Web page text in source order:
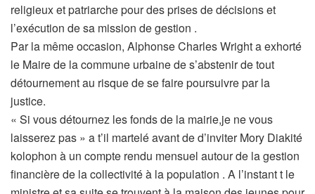
religieux et patriarche pour des prises de décisions et
l’exécution de sa mission de gestion .
Par la même occasion, Alphonse Charles Wright a exhorté
le Maire de la commune urbaine de s’abstenir de tout
détournement au risque de se faire poursuivre par la
justice.
« Si vous détournez les fonds de la mairie,je ne vous
laisserez pas » a t’il martelé avant de d’inviter Mory Diakité
kolophon à un compte rendu mensuel autour de la gestion
financière de la collectivité à la population . A l’instant t le